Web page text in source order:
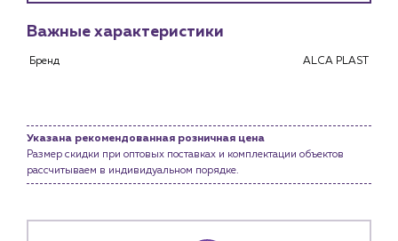
История компании
Доставка
Портфолио
Важные характеристики
Бренд ALCA PLAST
Указана рекомендованная розничная цена
Размер скидки при оптовых поставках и комплектации объектов
рассчитываем в индивидуальном порядке.